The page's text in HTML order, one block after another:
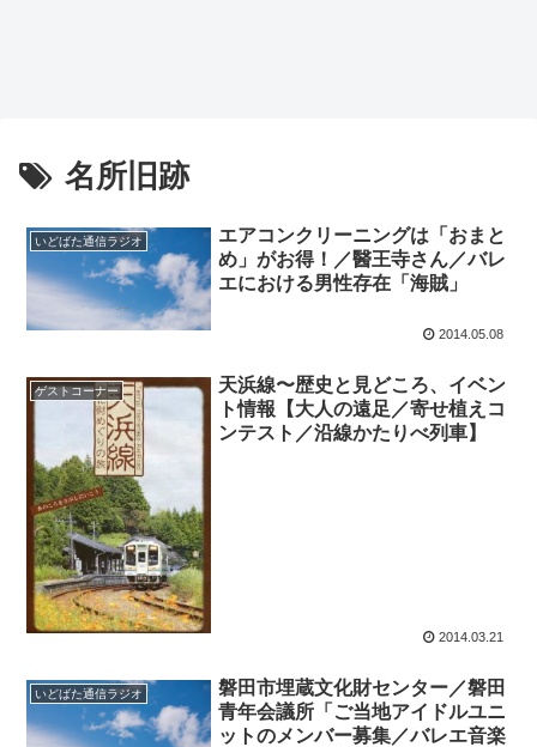
名所旧跡
いどばた通信ラジオ
エアコンクリーニングは「おまと
め」がお得！／醫王寺さん／バレ
エにおける男性存在「海賊」
2014.05.08
ゲストコーナー
天浜線〜歴史と見どころ、イベン
ト情報【大人の遠足／寄せ植えコ
ンテスト／沿線かたりべ列車】
2014.03.21
いどばた通信ラジオ
磐田市埋蔵文化財センター／磐田
青年会議所「ご当地アイドルユニ
ットのメンバー募集／バレエ音楽